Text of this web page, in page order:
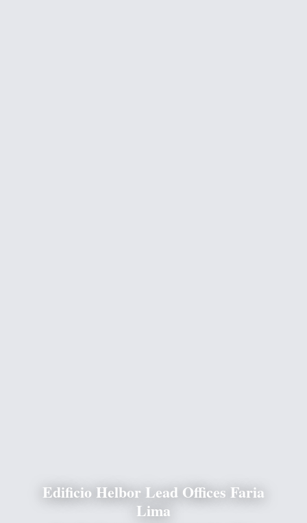
Edificio Helbor Lead Offices Faria
Lima